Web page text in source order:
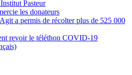
Pasteur
les donateurs
a permis de récolter plus de 525 000
revoir le téléthon COVID-19